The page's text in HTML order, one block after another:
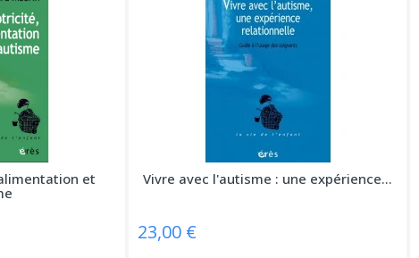
et
Vivre avec l'autisme : une expérience...
23,00 €